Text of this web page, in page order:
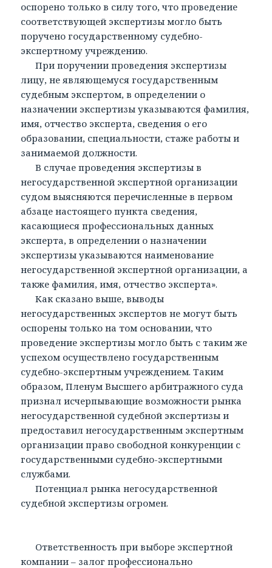
оспорено только в силу того, что проведение
соответствующей экспертизы могло быть
поручено государственному судебно-
экспертному учреждению.
При поручении проведения экспертизы
лицу, не являющемуся государственным
судебным экспертом, в определении о
назначении экспертизы указываются фамилия,
имя, отчество эксперта, сведения о его
образовании, специальности, стаже работы и
занимаемой должности.
В случае проведения экспертизы в
негосударственной экспертной организации
судом выясняются перечисленные в первом
абзаце настоящего пункта сведения,
касающиеся профессиональных данных
эксперта, в определении о назначении
экспертизы указываются наименование
негосударственной экспертной организации, а
также фамилия, имя, отчество эксперта».
Как сказано выше, выводы
негосударственных экспертов не могут быть
оспорены только на том основании, что
проведение экспертизы могло быть с таким же
успехом осуществлено государственным
судебно-экспертным учреждением. Таким
образом, Пленум Высшего арбитражного суда
признал исчерпывающие возможности рынка
негосударственной судебной экспертизы и
предоставил негосударственным экспертным
организации право свободной конкуренции с
государственными судебно-экспертными
службами.
Потенциал рынка негосударственной
судебной экспертизы огромен.
Ответственность при выборе экспертной
компании – залог профессионально